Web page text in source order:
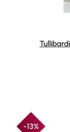
-13%